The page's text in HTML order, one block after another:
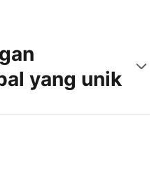
yang unik